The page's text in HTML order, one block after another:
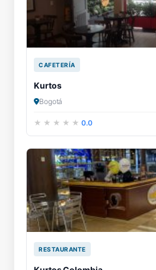
CAFETERÍA
Kurtos
Bogotá
0.0
RESTAURANTE